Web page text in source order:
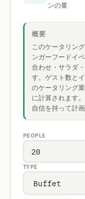
ンの量
概要
このケータリン
ンガーフードイ
合わせ・サラダ
す。ゲスト数と
のケータリング
に計算されます
自信を持って計
PEOPLE
TYPE